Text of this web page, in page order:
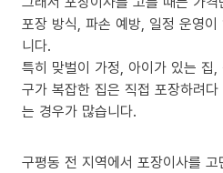
포장 방식, 파손 예방, 일정 운영
니다.
특히 맞벌이 가정, 아이가 있는 집,
구가 복잡한 집은 직접 포장하려
는 경우가 많습니다.
구평동 전 지역에서 포장이사를